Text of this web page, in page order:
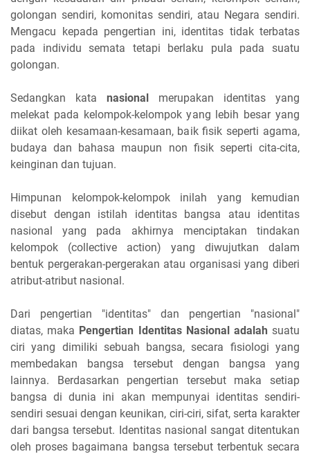
golongan sendiri, komonitas sendiri, atau Negara sendiri.
Mengacu kepada pengertian ini, identitas tidak terbatas
pada individu semata tetapi berlaku pula pada suatu
golongan.
Sedangkan kata nasional merupakan identitas yang
melekat pada kelompok-kelompok yang lebih besar yang
diikat oleh kesamaan-kesamaan, baik fisik seperti agama,
budaya dan bahasa maupun non fisik seperti cita-cita,
keinginan dan tujuan.
Himpunan kelompok-kelompok inilah yang kemudian
disebut dengan istilah identitas bangsa atau identitas
nasional yang pada akhirnya menciptakan tindakan
kelompok (collective action) yang diwujutkan dalam
bentuk pergerakan-pergerakan atau organisasi yang diberi
atribut-atribut nasional.
Dari pengertian "identitas" dan pengertian "nasional"
diatas, maka Pengertian Identitas Nasional adalah suatu
ciri yang dimiliki sebuah bangsa, secara fisiologi yang
membedakan bangsa tersebut dengan bangsa yang
lainnya. Berdasarkan pengertian tersebut maka setiap
bangsa di dunia ini akan mempunyai identitas sendiri-
sendiri sesuai dengan keunikan, ciri-ciri, sifat, serta karakter
dari bangsa tersebut. Identitas nasional sangat ditentukan
oleh proses bagaimana bangsa tersebut terbentuk secara